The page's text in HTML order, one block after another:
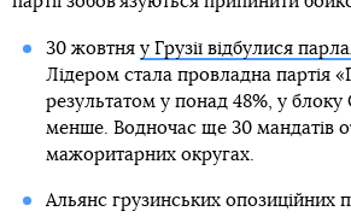
30 жовтня у Грузії відбулися
Лідером стала провладна партія
результатом у понад 48%, у блоку
менше. Водночас ще 30 мандатів
мажоритарних округах.
Альянс грузинських опозиційних